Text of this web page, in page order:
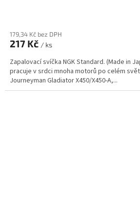
179,34 Kč bez DPH
217 Kč / ks
Zapalovací svíčka NGK Standard. (Made in
pracuje v srdci mnoha motorů po celém
Journeyman Gladiator X450/X450-A,...